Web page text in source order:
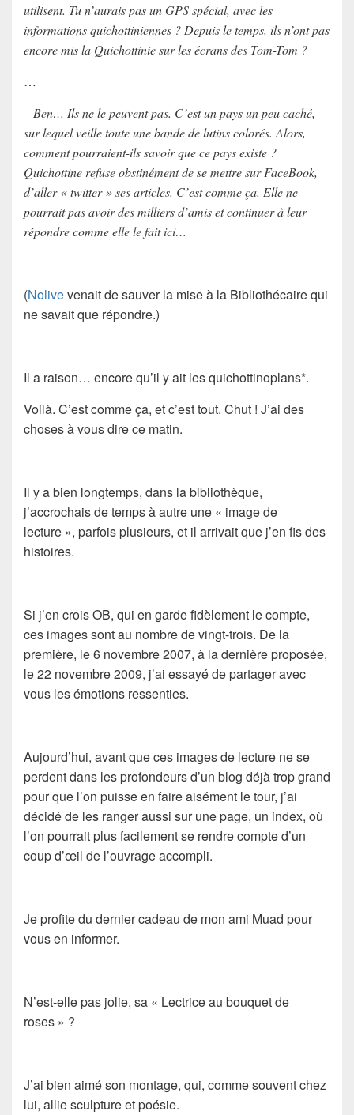
utilisent. Tu n’aurais pas un GPS spécial, avec les
informations quichottiniennes ? Depuis le temps, ils n’ont pas
encore mis la Quichottinie sur les écrans des Tom-Tom ?
…
– Ben… Ils ne le peuvent pas. C’est un pays un peu caché,
sur lequel veille toute une bande de lutins colorés. Alors,
comment pourraient-ils savoir que ce pays existe ?
Quichottine refuse obstinément de se mettre sur FaceBook,
d’aller « twitter » ses articles. C’est comme ça. Elle ne
pourrait pas avoir des milliers d’amis et continuer à leur
répondre comme elle le fait ici…
(Nolivevenait de sauver la mise à la Bibliothécaire qui
ne savait que répondre.)
Il a raison… encore qu’il y ait les quichottinoplans*.
Voilà. C’est comme ça, et c’est tout. Chut ! J’ai des
choses à vous dire ce matin.
Il y a bien longtemps, dans la bibliothèque,
j’accrochais de temps à autre une « image de
lecture », parfois plusieurs, et il arrivait que j’en fis des
histoires.
Si j’en crois OB, qui en garde fidèlement le compte,
ces images sont au nombre de vingt-trois. De la
première, le 6 novembre 2007, à la dernière proposée,
le 22 novembre 2009, j’ai essayé de partager avec
vous les émotions ressenties.
Aujourd’hui, avant que ces images de lecture ne se
perdent dans les profondeurs d’un blog déjà trop grand
pour que l’on puisse en faire aisément le tour, j’ai
décidé de les ranger aussi sur une page, un index, où
l’on pourrait plus facilement se rendre compte d’un
coup d’œil de l’ouvrage accompli.
Je profite du dernier cadeau de mon ami Muad pour
vous en informer.
N’est-elle pas jolie, sa « Lectrice au bouquet de
roses » ?
J’ai bien aimé son montage, qui, comme souvent chez
lui, allie sculpture et poésie.